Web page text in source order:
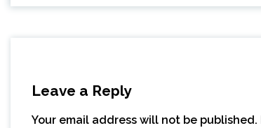
Leave a Reply
Your email address will not be published.